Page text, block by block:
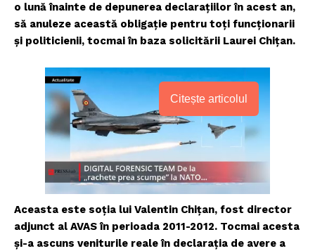
o lună înainte de depunerea declarațiilor în acest an,
să anuleze această obligație pentru toți funcționarii
și politicienii, tocmai în baza solicitării Laurei Chițan.
Citește articolul
Aceasta este soția lui Valentin Chițan, fost director
adjunct al AVAS în perioada 2011-2012. Tocmai acesta
și-a ascuns veniturile reale în declarația de avere a